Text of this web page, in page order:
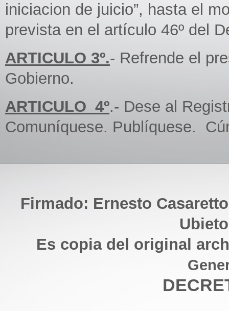
iniciacion de juicio”, hasta el
prevista en el artículo 46º del
ARTICULO 3º.- Refrende el
Gobierno.
ARTICULO_4º.- Dese al
Comuníquese. Publíquese.
Firmado: Ernesto
Es copia del original arch